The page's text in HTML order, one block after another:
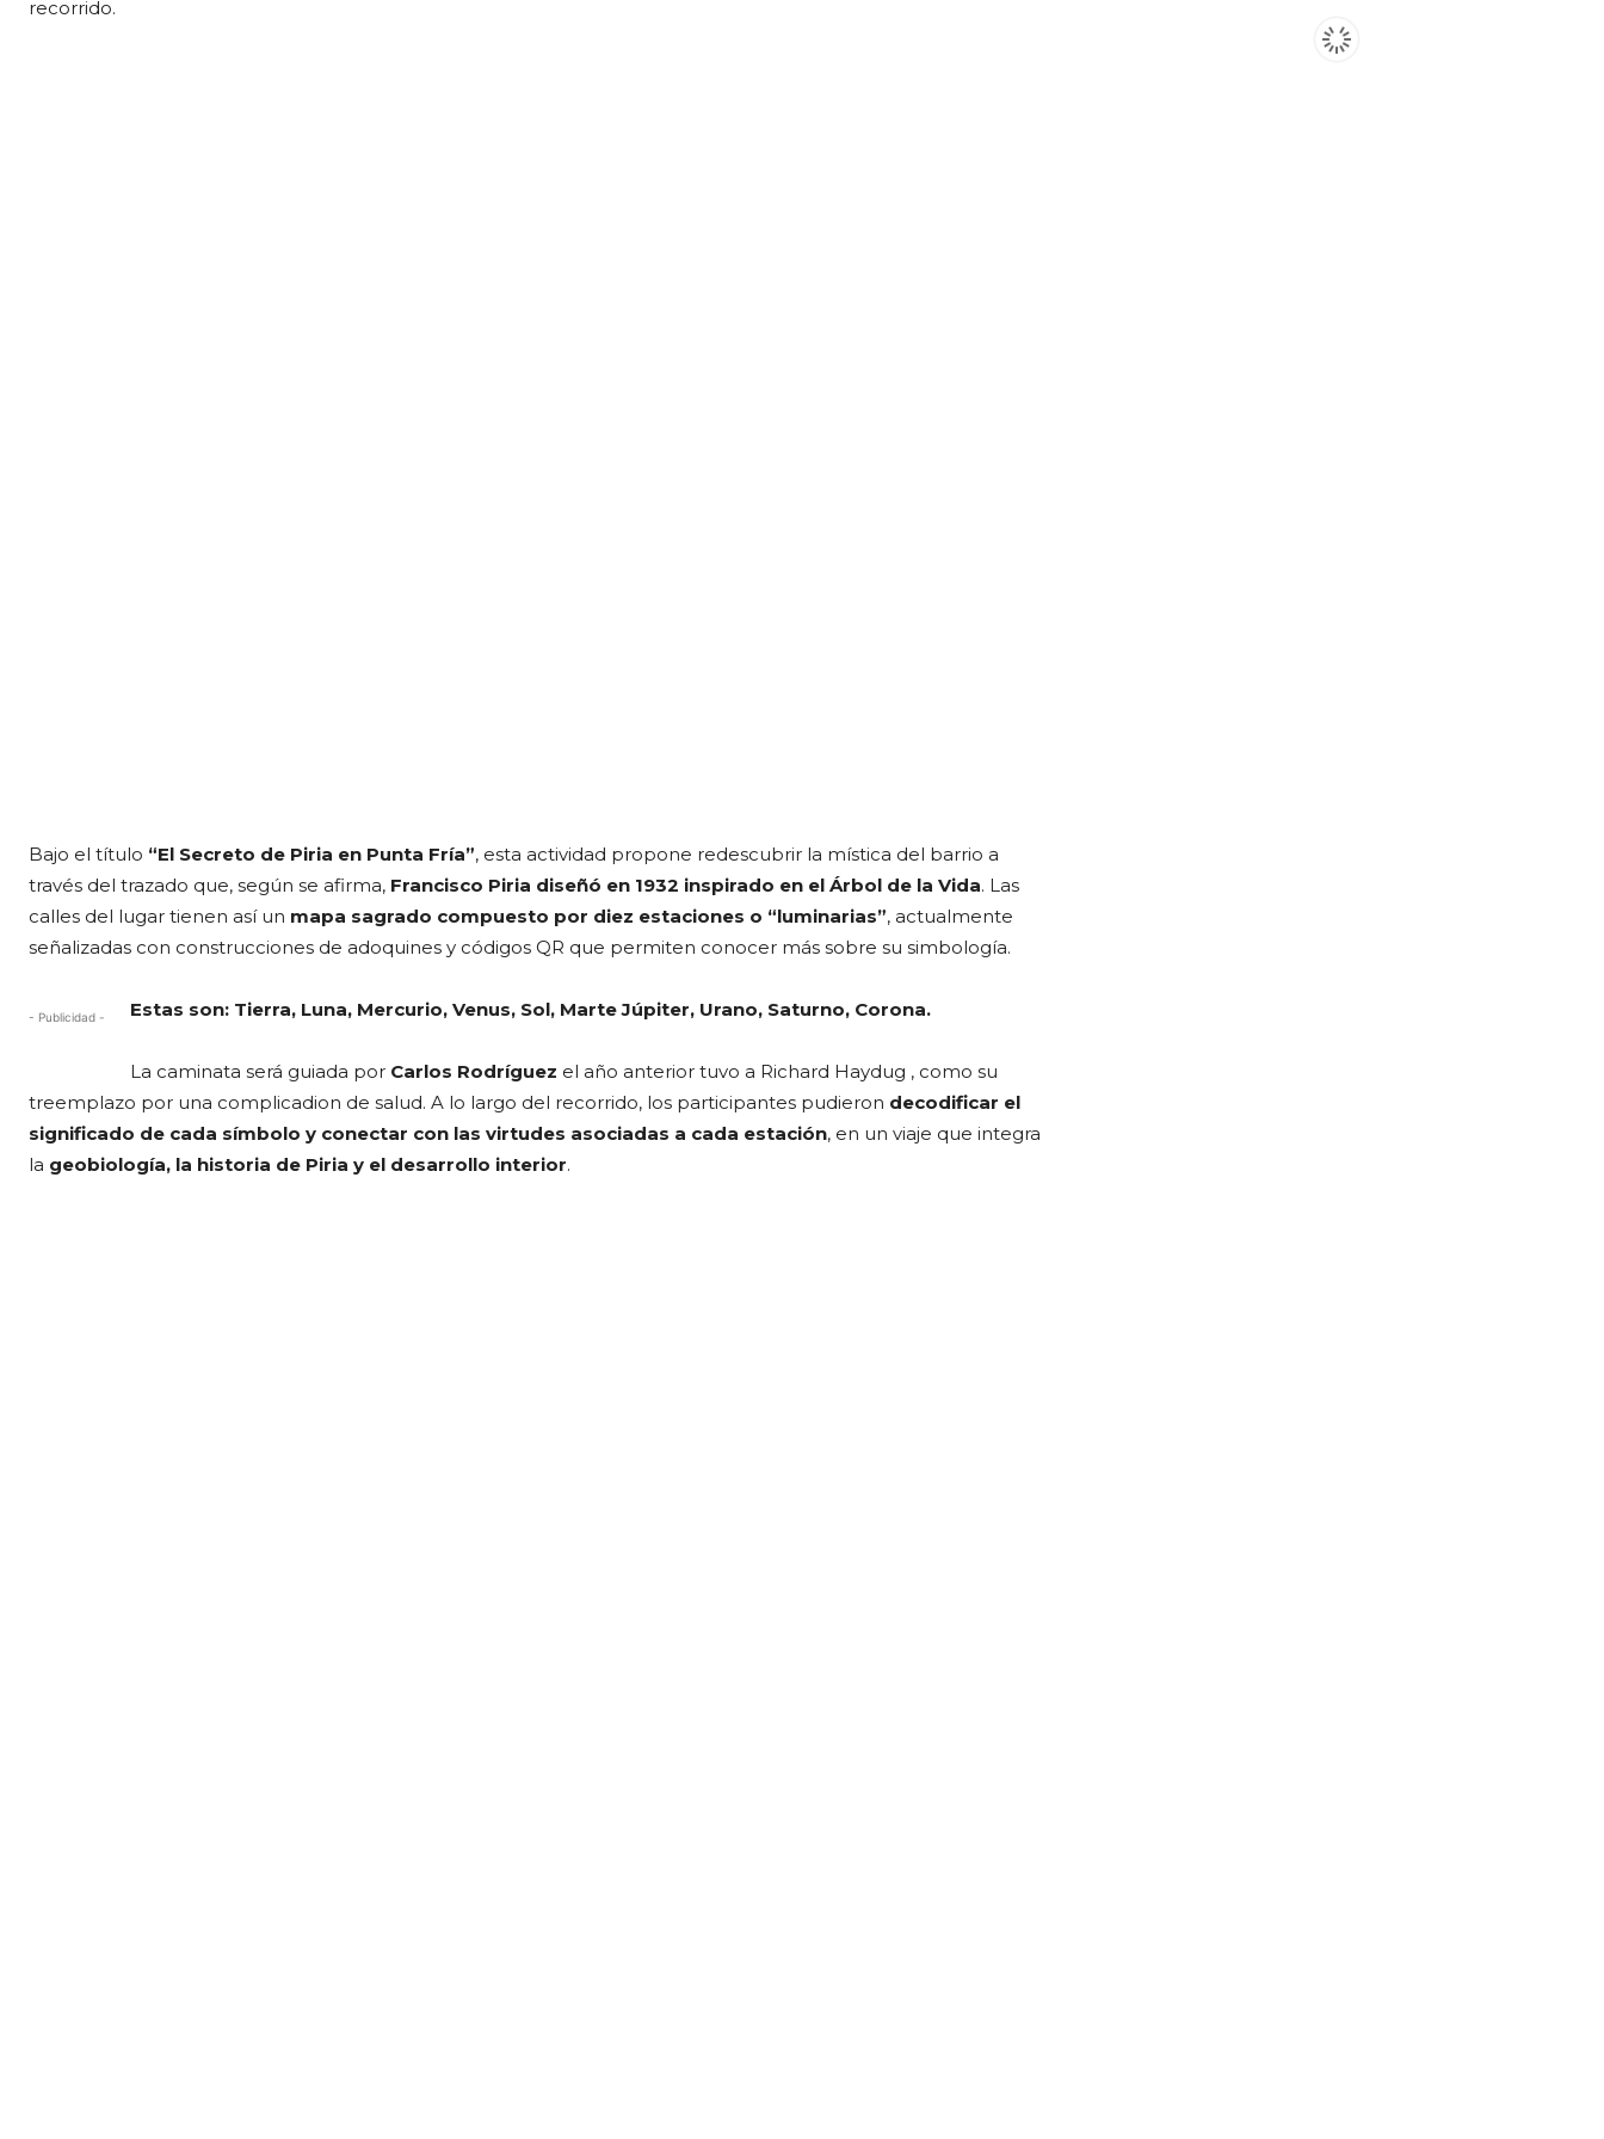
recorrido.
Bajo el título “El Secreto de Piria en Punta Fría”, esta actividad propone redescubrir la mística del barrio a
través del trazado que, según se afirma, Francisco Piria diseñó en 1932 inspirado en el Árbol de la Vida. Las
calles del lugar tienen así un mapa sagrado compuesto por diez estaciones o “luminarias”, actualmente
señalizadas con construcciones de adoquines y códigos QR que permiten conocer más sobre su simbología.
- Publicidad - Estas son: Tierra, Luna, Mercurio, Venus, Sol, Marte Júpiter, Urano, Saturno, Corona.
La caminata será guiada por Carlos Rodríguez el año anterior tuvo a Richard Haydug , como su
treemplazo por una complicadion de salud. A lo largo del recorrido, los participantes pudieron decodificar el
significado de cada símbolo y conectar con las virtudes asociadas a cada estación, en un viaje que integra
la geobiología, la historia de Piria y el desarrollo interior.